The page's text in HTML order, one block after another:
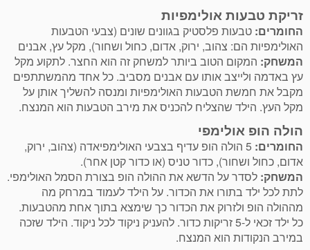
זריקת טבעות אולימפיות
החומרים: טבעות פלסטיק בגוונים שונים (צבעי הטבעות
האולימפיות הם: צהוב, ירוק, אדום, כחול ושחור), מקל עץ, אבנים
המשחק: המקום הטוב ביותר למשחק זה הוא החצר. לתקוע מקל
עץ באדמה ולייצב אותו עם אבנים מסביב. כל אחד מהמשתתפים
מקבל את חמשת הטבעות האולימפיות ומנסה להשליך אותן על
מקל העץ. הילד שהצליח להכניס את מירב הטבעות הוא המנצח.
הולה הופ אולימפי
החומרים:
5 הולה הופ עדיף בצבעי האולימפיאדה (צהוב, ירוק,
אדום, כחול ושחור), כדור טניס (או כדור קטן אחר).
המשחק: לסדר על הדשא את ההולה הופ בצורת הסמל האולימפי.
לתת לכל ילד בתורו את הכדור. על הילד לעמוד במרחק מה
מההולה הופ ולזרוק את הכדור כך שימצא בתוך אחת מהטבעות.
כל ילד זכאי ל-5 זריקות כדור. להעניק ניקוד לכל ניקוד. הילד שזכה
במירב הנקודות הוא המנצח.